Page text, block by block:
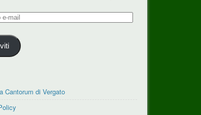
Cantorum di Vergato